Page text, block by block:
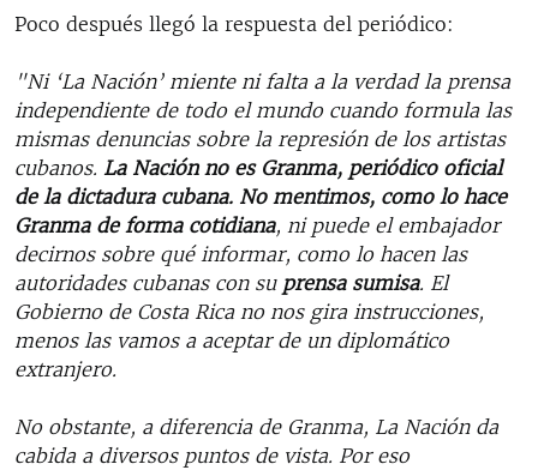
Poco después llegó la respuesta del periódico:
"Ni ‘La Nación’ miente ni falta a la verdad la prensa
independiente de todo el mundo cuando formula las
mismas denuncias sobre la represión de los artistas
cubanos. La Nación no es Granma, periódico oficial
de la dictadura cubana. No mentimos, como lo hace
Granma de forma cotidiana, ni puede el embajador
decirnos sobre qué informar, como lo hacen las
autoridades cubanas con su prensa sumisa. El
Gobierno de Costa Rica no nos gira instrucciones,
menos las vamos a aceptar de un diplomático
extranjero.
No obstante, a diferencia de Granma, La Nación da
cabida a diversos puntos de vista. Por eso